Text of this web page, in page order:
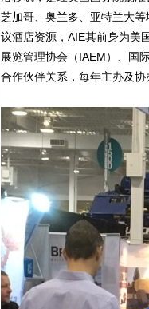
芝加哥、奥兰多、亚特兰大
议酒店资源，AIE其前身为美
展览管理协会（IAEM）、国
合作伙伴关系，每年主办及